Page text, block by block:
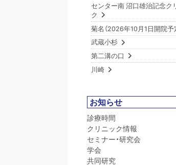
センター南 沼口雄治記念ク
ク
菊名（2026年10月1日開院予
武蔵小杉
第二溝の口
川崎
お知らせ
診療時間
クリニック情報
セミナー・研究会
学会
共同研究